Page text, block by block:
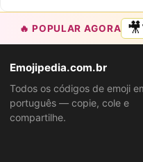
🔥 POPULAR AGORA
Emojipedia.com.br
Todos os códigos de emoji
português — copie, cole e
compartilhe.